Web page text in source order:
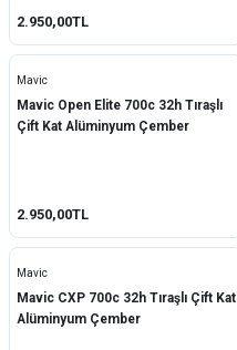
2.950,00TL
Mavic
Mavic Open Elite 700c 32h Tıraşlı
Çift Kat Alüminyum Çember
2.950,00TL
Mavic
Mavic CXP 700c 32h Tıraşlı Çift Kat
Alüminyum Çember